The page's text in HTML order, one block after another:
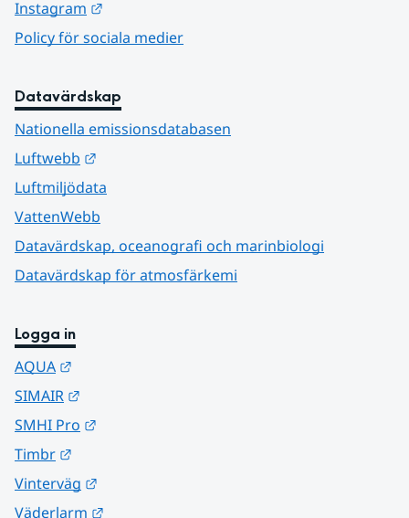
Instagram
Policy för sociala medier
Datavärdskap
Nationella emissionsdatabasen
Luftwebb
Luftmiljödata
VattenWebb
Datavärdskap, oceanografi och marinbiologi
Datavärdskap för atmosfärkemi
Logga in
AQUA
SIMAIR
SMHI Pro
Timbr
Vinterväg
Väderlarm